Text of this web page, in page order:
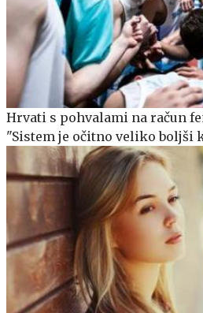
Hrvati s pohvalami na račun
"Sistem je očitno veliko boljši